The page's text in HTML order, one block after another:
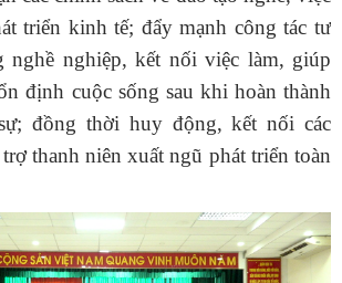
triển kinh tế; đẩy mạnh công tác tư
nghề nghiệp, kết nối việc làm, giúp
định cuộc sống sau khi hoàn thành
đồng thời huy động, kết nối các
thanh niên xuất ngũ phát triển toàn